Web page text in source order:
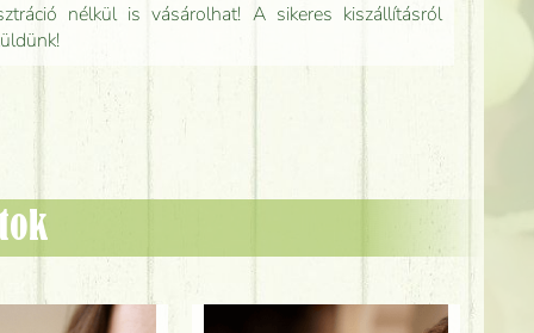
nélkül is vásárolhat! A sikeres kiszállításról